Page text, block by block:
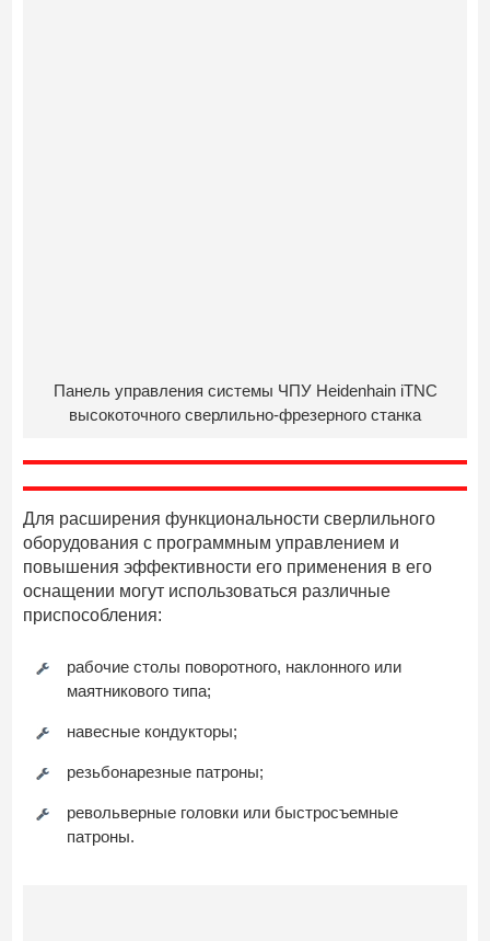
Панель управления системы ЧПУ Heidenhain iTNC
высокоточного сверлильно-фрезерного станка
Для расширения функциональности сверлильного
оборудования с программным управлением и
повышения эффективности его применения в его
оснащении могут использоваться различные
приспособления:
рабочие столы поворотного, наклонного или
маятникового типа;
навесные кондукторы;
резьбонарезные патроны;
револьверные головки или быстросъемные
патроны.